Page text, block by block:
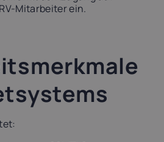
Mitarbeiter ein.